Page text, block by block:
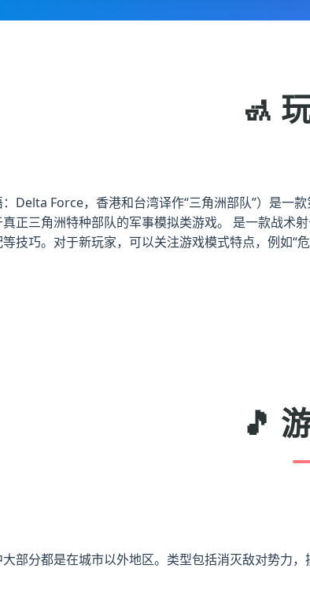
🚮
：Delta Force，香港和台湾译作“三角洲部队”）是
正三角洲特种部队的军事模拟类游戏。 是一款战术
技巧。对于新玩家，可以关注游戏模式特点，例如
🎵
部分都是在城市以外地区。类型包括消灭敌对势力